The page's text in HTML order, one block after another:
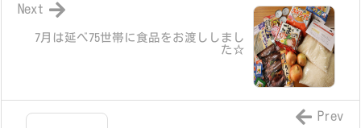
7月は延べ75世帯に食品をお渡ししまし
た☆
Next
Prev